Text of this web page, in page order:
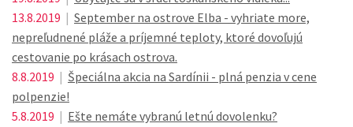
13.8.2019 | September na ostrove Elba - vyhriate more,
nepreľudnené pláže a príjemné teploty, ktoré dovoľujú
cestovanie po krásach ostrova.
8.8.2019 | Špeciálna akcia na Sardínii - plná penzia v cene
polpenzie!
5.8.2019 | Ešte nemáte vybranú letnú dovolenku?